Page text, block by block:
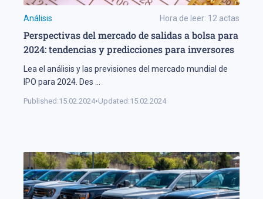
Análisis Hora de leer: 12 actas
Perspectivas del mercado de salidas a bolsa para
2024: tendencias y predicciones para inversores
Lea el análisis y las previsiones del mercado mundial de
IPO para 2024. Des
Published:15.02.2024•Updated:15.02.2024